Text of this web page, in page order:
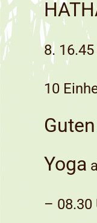
8.
10
Yoga
– 08.30